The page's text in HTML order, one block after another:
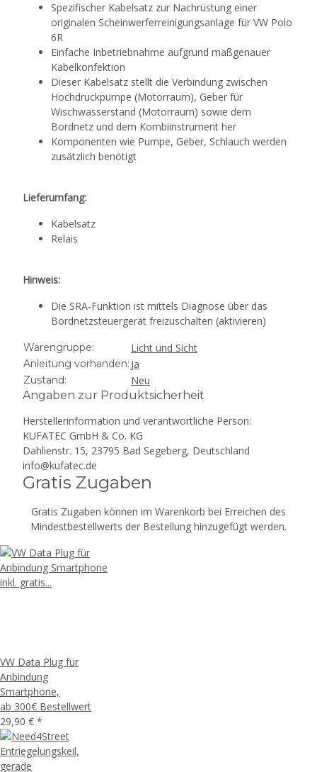
Spezifischer Kabelsatz zur Nachrüstung einer
originalen Scheinwerferreinigungsanlage für VW Polo
6R
Einfache Inbetriebnahme aufgrund maßgenauer
Kabelkonfektion
Dieser Kabelsatz stellt die Verbindung zwischen
Hochdruckpumpe (Motorraum), Geber für
Wischwasserstand (Motorraum) sowie dem
Bordnetz und dem Kombiinstrument her
Komponenten wie Pumpe, Geber, Schlauch werden
zusätzlich benötigt
Lieferumfang:
Kabelsatz
Relais
Hinweis:
Die SRA-Funktion ist mittels Diagnose über das
Bordnetzsteuergerät freizuschalten (aktivieren)
Warengruppe: Licht und Sicht
Anleitung vorhanden: Ja
Zustand:
Neu
Angaben zur Produktsicherheit
Herstellerinformation und verantwortliche Person:
KUFATEC GmbH & Co. KG
Dahlienstr. 15, 23795 Bad Segeberg, Deutschland
info@kufatec.de
Gratis Zugaben
Gratis Zugaben können im Warenkorb bei Erreichen des
Mindestbestellwerts der Bestellung hinzugefügt werden.
VW Data Plug für
Anbindung
Smartphone,
ab 300€ Bestellwert
29,90 € *